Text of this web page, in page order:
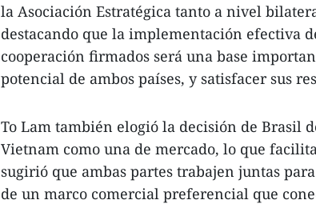
la Asociación Estratégica tanto a nivel
destacando que la implementación efectiva
cooperación firmados será una base
potencial de ambos países, y satisfacer sus
To Lam también elogió la decisión de Brasil
Vietnam como una de mercado, lo que
sugirió que ambas partes trabajen juntas
de un marco comercial preferencial que